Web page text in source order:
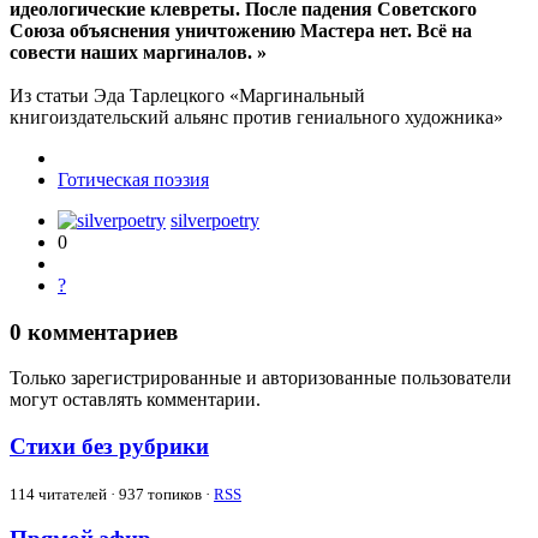
идеологические клевреты. После падения Советского
Союза объяснения уничтожению Мастера нет. Всё на
совести наших маргиналов. »
Из статьи Эда Тарлецкого «Маргинальный
книгоиздательский альянс против гениального художника»
Готическая поэзия
silverpoetry
0
?
0 комментариев
Только зарегистрированные и авторизованные пользователи
могут оставлять комментарии.
Стихи без рубрики
114 читателей · 937 топиков · RSS